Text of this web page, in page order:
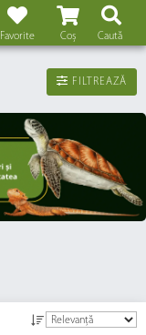
Coș
Favorite Caută
FILTREAZĂ